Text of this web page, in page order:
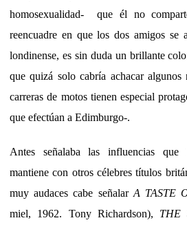
homosexualidad-
que él no
reencuadre en que los dos amigos se
londinense, es sin duda un brillante
que quizá solo cabría achacar
carreras de motos tienen especial
que efectúan a Edimburgo-.
Antes señalaba las influencias que
mantiene con otros célebres títulos
muy audaces cabe señalar A TASTE
miel, 1962. Tony Richardson), THE